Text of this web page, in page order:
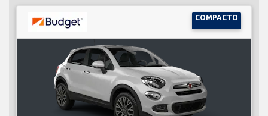
COMPACTO